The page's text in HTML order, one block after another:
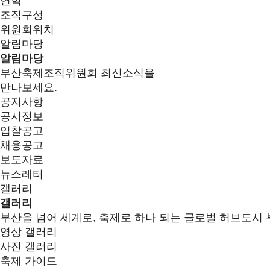
조직구성
위원회위치
알림마당
알림마당
부산축제조직위원회 최신소식을
만나보세요.
공지사항
공시정보
입찰공고
채용공고
보도자료
뉴스레터
갤러리
갤러리
부산을 넘어 세계로, 축제로 하나 되는 글로벌 허브도시
영상 갤러리
사진 갤러리
축제 가이드